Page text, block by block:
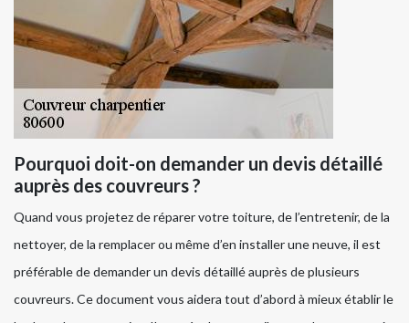
Pourquoi doit-on demander un devis détaillé
auprès des couvreurs ?
Quand vous projetez de réparer votre toiture, de l’entretenir, de la
nettoyer, de la remplacer ou même d’en installer une neuve, il est
préférable de demander un devis détaillé auprès de plusieurs
couvreurs. Ce document vous aidera tout d’abord à mieux établir le